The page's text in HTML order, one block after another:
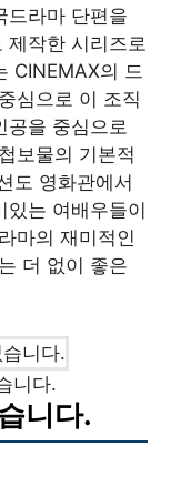
드라마 단편을
제작한 시리즈로
CINEMAX의 드
심으로 이 조직
공을 중심으로
보물의 기본적
도 영화관에서
는 여배우들이
마의 재미적인
더 없이 좋은
니다.
니다.